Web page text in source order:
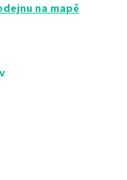
na mapě